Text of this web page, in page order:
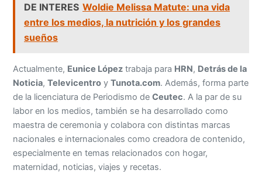
DE INTERES Woldie Melissa Matute: una vida
entre los medios, la nutrición y los grandes
sueños
Actualmente, Eunice López trabaja para HRN, Detrás de la
Noticia,Televicentro yTunota.com. Además, forma parte
de la licenciatura de Periodismo deCeutec. A la par de su
labor en los medios, también se ha desarrollado como
maestra de ceremonia y colabora con distintas marcas
nacionales e internacionales como creadora de contenido,
especialmente en temas relacionados con hogar,
maternidad, noticias, viajes y recetas.